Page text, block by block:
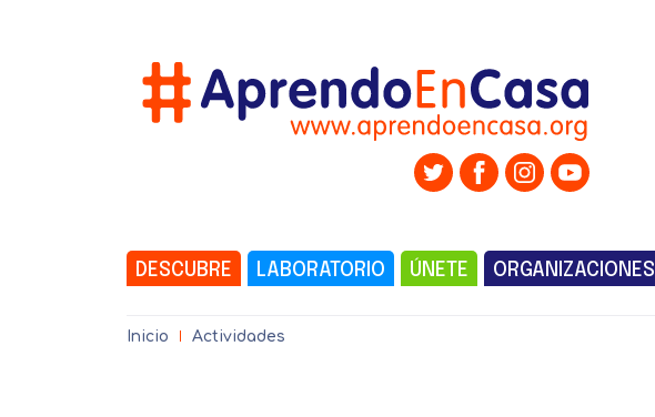
DESCUBRE LABORATORIO ÚNETE ORGANIZACIONES
Inicio Actividades